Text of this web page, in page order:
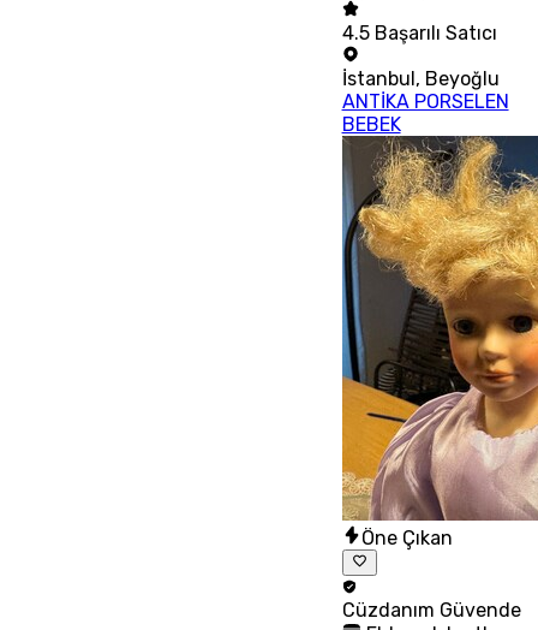
4.5 Başarılı Satıcı
İstanbul, Beyoğlu
ANTİKA PORSELEN
BEBEK
Öne Çıkan
Cüzdanım Güvende